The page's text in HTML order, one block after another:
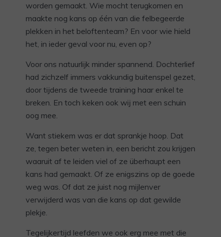
worden gemaakt. Wie mocht terugkomen en
maakte nog kans op één van die felbegeerde
plekken in het beloftenteam? En voor wie hield
het, in ieder geval voor nu, even op?
Voor ons natuurlijk minder spannend. Dochterlief
had zichzelf immers vakkundig buitenspel gezet,
door tijdens de tweede training haar enkel te
breken. En toch keken ook wij met een schuin
oog mee.
Want stiekem was er dat sprankje hoop. Dat
ze, tegen beter weten in, een bericht zou krijgen
waaruit af te leiden viel of ze überhaupt een
kans had gemaakt. Of ze enigszins op de goede
weg was. Of dat ze juist nog mijlenver
verwijderd was van die kans op dat gewilde
plekje.
Tegelijkertijd leefden we ook erg mee met die